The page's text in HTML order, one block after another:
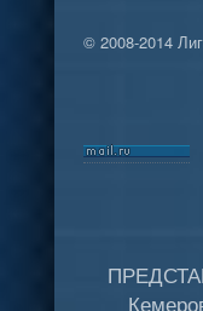
© 2008-2014